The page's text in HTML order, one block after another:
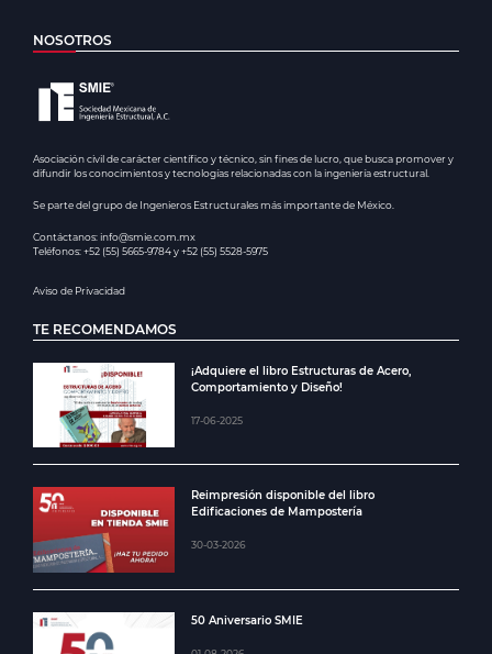
NOSOTROS
Asociación civil de carácter científico y técnico, sin fines de lucro, que busca promover y
difundir los conocimientos y tecnologías relacionadas con la ingeniería estructural.
Se parte del grupo de Ingenieros Estructurales más importante de México.
Contáctanos: info@smie.com.mx
Teléfonos: +52 (55) 5665-9784 y +52 (55) 5528-5975
Aviso de Privacidad
TE RECOMENDAMOS
¡Adquiere el libro Estructuras de Acero,
Comportamiento y Diseño!
17-06-2025
Reimpresión disponible del libro
Edificaciones de Mampostería
30-03-2026
50 Aniversario SMIE